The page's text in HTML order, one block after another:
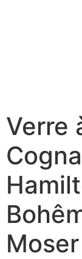
Verre
Moser